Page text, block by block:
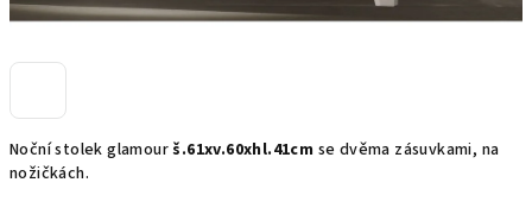
Noční stolek glamourš.61xv.60xhl.41cm se dvěma zásuvkami, na
nožičkách.